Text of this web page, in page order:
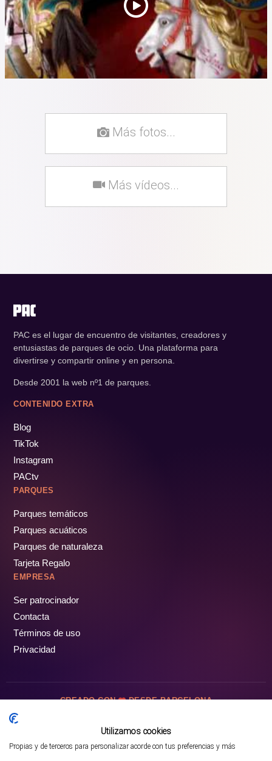
Mejor opción en SATOORDAY
Más fotos...
Más vídeos...
PAC es el lugar de encuentro de visitantes, creadores y
entusiastas de parques de ocio. Una plataforma para
divertirse y compartir online y en persona.
Desde 2001 la web nº1 de parques.
CONTENIDO EXTRA
Blog
TikTok
Instagram
PACtv
PARQUES
Parques temáticos
Parques acuáticos
Parques de naturaleza
Tarjeta Regalo
EMPRESA
Ser patrocinador
Contacta
Términos de uso
Privacidad
CREADO CON DESDE BARCELONA
Utilizamos cookies
Propias y de terceros para personalizar acorde con tus preferencias y más